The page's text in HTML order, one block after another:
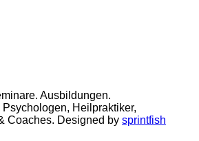
Ausbildungen.
Heilpraktiker,
Coaches. Designed by sprintfish